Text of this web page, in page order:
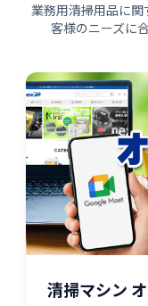
業務用清掃用品に
客様のニーズに
清掃マシン